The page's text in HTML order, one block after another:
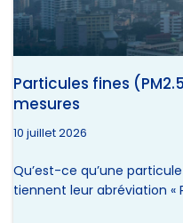
Particules fines
mesures
10 juillet 2026
Qu’est-ce qu’une
tiennent leur abréviation «